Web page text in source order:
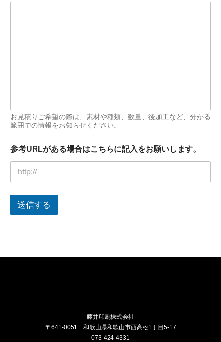
ー
お見積りご希望の際は、素材や種類、数量、後加工など、分かる
範囲での情報をお知らせください。
参考URLがある場合はこちらに記入をお願いします。
送信する
藤井印刷株式会社
〒641-0051 和歌山県和歌山市西高松1丁目5-17
073-424-4331